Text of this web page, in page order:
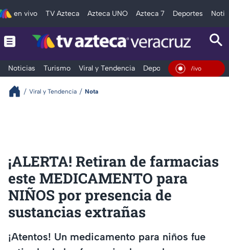
en vivo TV Azteca Azteca UNO Azteca 7 Deportes
Noticias Turismo Viral y Tendencia Deportes Espectáculos
En Vivo
Viral y Tendencia Nota
¡ALERTA! Retiran de farmacias
este MEDICAMENTO para
NIÑOS por presencia de
sustancias extrañas
¡Atentos! Un medicamento para niños fue